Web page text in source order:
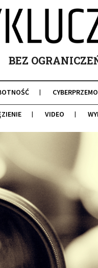
BEZ
VIDEO